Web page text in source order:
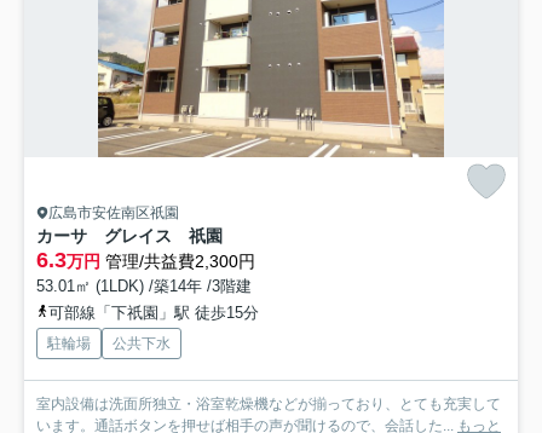
広島市安佐南区祇園
カーサ グレイス 祇園
6.3万円 管理/共益費2,300円
53.01㎡ (1LDK) /築14年 /3階建
可部線「下祇園」駅 徒歩15分
駐輪場 公共下水
室内設備は洗面所独立・浴室乾燥機などが揃っており、とても充実して
います。通話ボタンを押せば相手の声が聞けるので、会話した... もっと